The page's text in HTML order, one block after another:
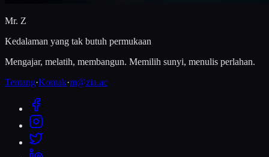
Mr. Z
Kedalaman yang tak butuh permukaan
Mengajar, melatih, membangun. Memilih sunyi, menulis perlahan.
Tentang·Kontak·m@zia.ac